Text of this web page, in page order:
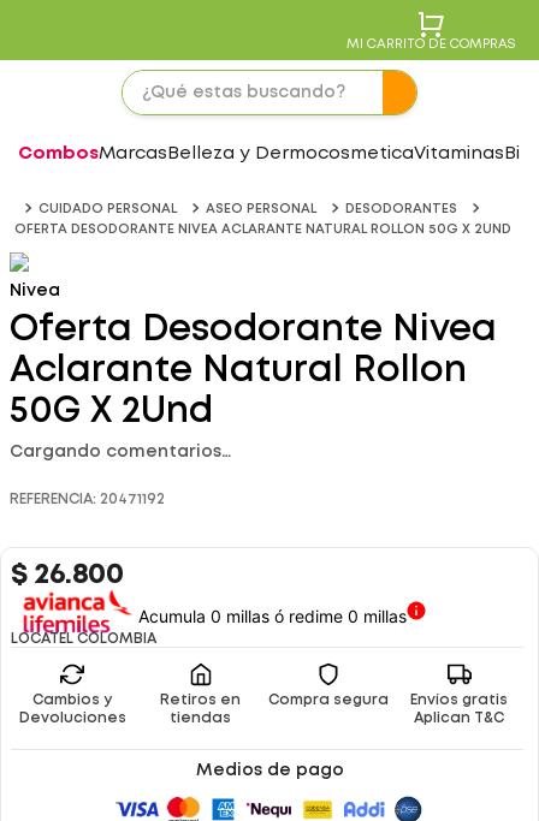
MI CARRITO DE COMPRAS
CombosMarcas Belleza y DermocosmeticaVitaminas
CUIDADO PERSONAL ASEO PERSONAL
DESODORANTES
OFERTA DESODORANTE NIVEA ACLARANTE NATURAL ROLLON 50G X 2UND
Nivea
Oferta Desodorante Nivea
Aclarante Natural Rollon
50G X 2Und
Cargando comentarios…
REFERENCIA: 20471192
$ 26.800
Acumula 0 millas ó redime 0 millas
LOCATEL COLOMBIA
Cambios y
Devoluciones
Retiros en
tiendas
Compra segura
Envíos gratis
Aplican T&C
Medios de pago